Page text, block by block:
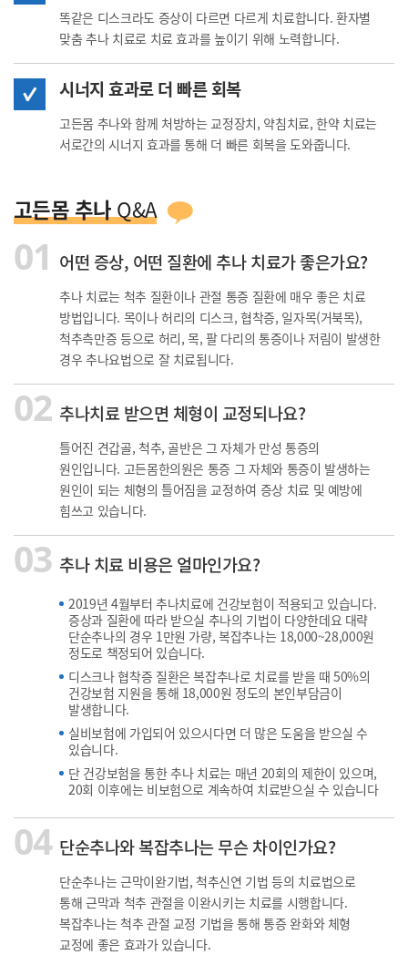
똑같은 디스크라도 증상이 다르면 다르게 치료합니다. 환자별
맞춤 추나 치료로 치료 효과를 높이기 위해 노력합니다.
시너지 효과로 더 빠른 회복
고든몸 추나와 함께 처방하는 교정장치, 약침치료, 한약 치료는
서로간의 시너지 효과를 통해 더 빠른 회복을 도와줍니다.
고든몸 추나Q&A
01 어떤 증상, 어떤 질환에 추나 치료가 좋은가요?
추나 치료는 척추 질환이나 관절 통증 질환에 매우 좋은 치료
방법입니다. 목이나 허리의 디스크, 협착증, 일자목(거북목),
척추측만증 등으로 허리, 목, 팔 다리의 통증이나 저림이 발생한
경우 추나요법으로 잘 치료됩니다.
02 추나치료 받으면 체형이 교정되나요?
틀어진 견갑골, 척추, 골반은 그 자체가 만성 통증의
원인입니다. 고든몸한의원은 통증 그 자체와 통증이 발생하는
원인이 되는 체형의 틀어짐을 교정하여 증상 치료 및 예방에
힘쓰고 있습니다.
03 추나 치료 비용은 얼마인가요?
2019년 4월부터 추나치료에 건강보험이 적용되고 있습니다.
증상과 질환에 따라 받으실 추나의 기법이 다양한데요 대략
단순추나의 경우 1만원 가량, 복잡추나는 18,000~28,000원
정도로 책정되어 있습니다.
디스크나 협착증 질환은 복잡추나로 치료를 받을 때 50%의
건강보험 지원을 통해 18,000원 정도의 본인부담금이
발생합니다.
실비보험에 가입되어 있으시다면 더 많은 도움을 받으실 수
있습니다.
단 건강보험을 통한 추나 치료는 매년 20회의 제한이 있으며,
20회 이후에는 비보험으로 계속하여 치료받으실 수 있습니다
04 단순추나와 복잡추나는 무슨 차이인가요?
단순추나는 근막이완기법, 척추신연 기법 등의 치료법으로
통해 근막과 척추 관절을 이완시키는 치료를 시행합니다.
복잡추나는 척추 관절 교정 기법을 통해 통증 완화와 체형
교정에 좋은 효과가 있습니다.